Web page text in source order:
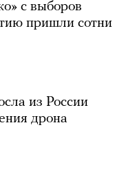
с выборов
пришли сотни
из России
дрона